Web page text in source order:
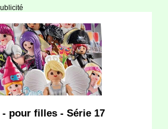
pour filles - Série 17